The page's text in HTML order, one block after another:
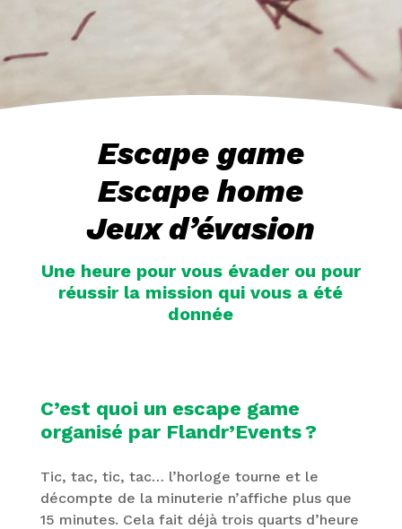
Escape game
Escape home
Jeux d’évasion
Une heure pour vous évader ou pour
réussir la mission qui vous a été
donnée
C’est quoi un escape game
organisé par Flandr’Events ?
Tic, tac, tic, tac… l’horloge tourne et le
décompte de la minuterie n’affiche plus que
15 minutes. Cela fait déjà trois quarts d’heure